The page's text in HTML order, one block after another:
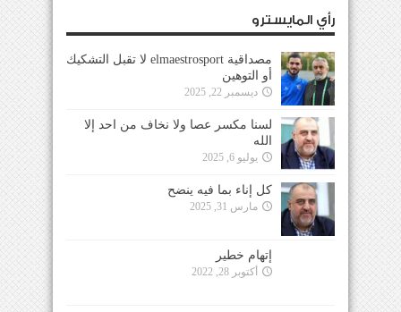
رأي المايسترو
مصداقية elmaestrosport لا تقبل التشكيك
أو التوهين
ديسمبر 22, 2025
لسنا مكسر عصا ولا نخاف من احد إلا
الله
يوليو 6, 2025
كل إناء بما فيه ينضح
مارس 31, 2025
إتهام خطير
أكتوبر 28, 2022